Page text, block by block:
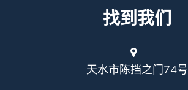
找到我们
天水市陈挡之门74号